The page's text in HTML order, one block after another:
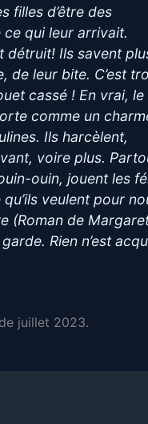
filles d’être des
ce qui leur arrivait.
détruit! Ils savent
de leur bite. C’est
cassé ! En vrai, le
comme un
Ils harcèlent,
voire plus.
ouin, jouent les
veulent pour
(Roman de
Rien n’est
de juillet 2023.